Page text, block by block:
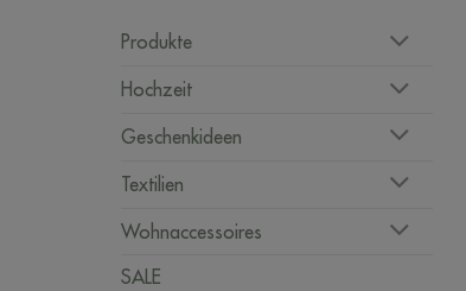
Produkte
Hochzeit
Geschenkideen
Textilien
Wohnaccessoires
SALE